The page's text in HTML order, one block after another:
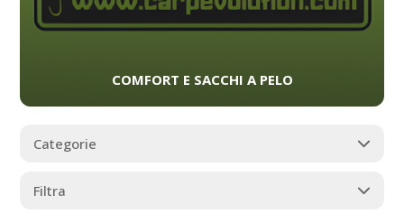
COMFORT E SACCHI A PELO
Categorie
Filtra